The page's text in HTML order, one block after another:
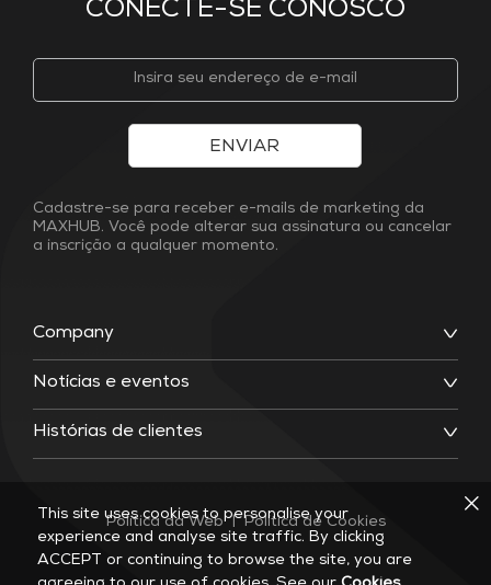
CONECTE-SE CONOSCO
Company
Notícias e eventos
Histórias de clientes
ENVIAR
Cadastre-se para receber e-mails de marketing da
MAXHUB. Você pode alterar sua assinatura ou cancelar
a inscrição a qualquer momento.
Política da Web Política de Cookies
This site uses cookies to personalise your
experience and analyse site traffic. By clicking
ACCEPT or continuing to browse the site, you are